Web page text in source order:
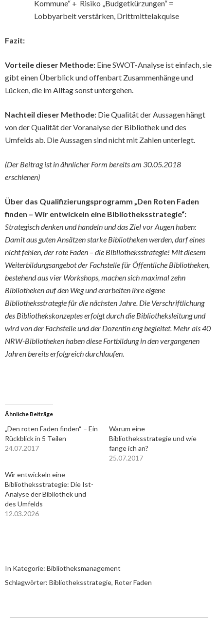
Kommune“ + Risiko „Budgetkürzungen“ =
Lobbyarbeit verstärken, Drittmittelakquise
Fazit:
Vorteile dieser Methode: Eine SWOT-Analyse ist einfach, sie
gibt einen Überblick und offenbart Zusammenhänge und
Lücken, die im Alltag sonst untergehen.
Nachteil dieser Methode: Die Qualität der Aussagen hängt
von der Qualität der Voranalyse der Bibliothek und des
Umfelds ab. Die Aussagen sind nicht mit Zahlen unterlegt.
(Der Beitrag ist in ähnlicher Form bereits am 30.05.2018
erschienen)
Über das Qualifizierungsprogramm „Den Roten Faden
finden – Wir entwickeln eine Bibliotheksstrategie“:
Strategisch denken und handeln und das Ziel vor Augen haben:
Damit aus guten Ansätzen starke Bibliotheken werden, darf eines
nicht fehlen, der rote Faden – die Bibliotheksstrategie! Mit diesem
Weiterbildungsangebot der Fachstelle für Öffentliche Bibliotheken,
bestehend aus vier Workshops, machen sich maximal zehn
Bibliotheken auf den Weg und erarbeiten ihre eigene
Bibliotheksstrategie für die nächsten Jahre. Die Verschriftlichung
des Bibliothekskonzeptes erfolgt durch die Bibliotheksleitung und
wird von der Fachstelle und der Dozentin eng begleitet. Mehr als 40
NRW-Bibliotheken haben diese Fortbildung in den vergangenen
Jahren bereits erfolgreich durchlaufen.
Ähnliche Beiträge
„Den roten Faden finden“ – Ein
Rückblick in 5 Teilen
24.07.2017
Warum eine
Bibliotheksstrategie und wie
fange ich an?
25.07.2017
Wir entwickeln eine
Bibliotheksstrategie: Die Ist-
Analyse der Bibliothek und
des Umfelds
12.03.2026
In Kategorie: Bibliotheksmanagement
Schlagwörter: Bibliotheksstrategie, Roter Faden